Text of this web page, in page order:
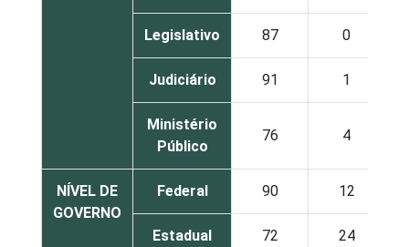
Legislativo 87 0
Judiciário 91 1
Ministério
Público
76 4
NÍVEL DE
GOVERNO
Federal 90 12
Estadual 72 24